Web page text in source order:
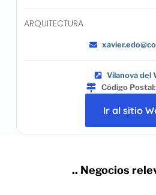
ARQUITECTURA
Vilanova del
Código
Ir al sitio
.. Negocios